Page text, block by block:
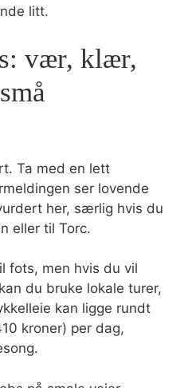
litt.
vær, klær,
Ta med en lett
ser lovende
her, særlig hvis du
eller til Torc.
fots, men hvis du vil
du bruke lokale turer,
kan ligge rundt
kroner) per dag,